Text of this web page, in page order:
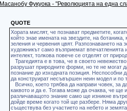
Масанобу Фукуока - "Революцията на една
QUOTE
Хората мислят, че познават предметите,
който знае имената на звездите, на
зеления и червения цвят. Разпознаването на
художникът само възприемат впечатленията
интелект, толкова повече се отделят от
Трагедията е в това, че в своето
разрушат природните форми, но те не могат
познание до изходната позиция. Неспособни
да конструират несъвършен неин модел и по
Всичко, което трябва да направи човек, за
каквото и да е. Тогава може да очаква, че ще
различаващото знание само ще изникне
дойде време когато той ще разбере. Няма
съществува без участието на небето и